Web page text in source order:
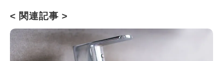
< 関連記事 >